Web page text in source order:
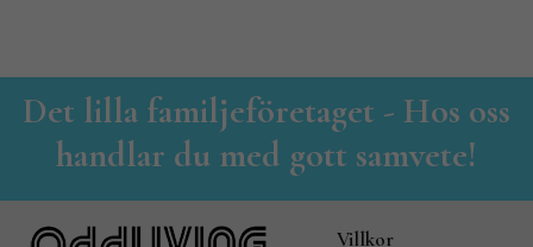
Det lilla familjeföretaget - Hos oss
handlar du med gott samvete!
Villkor